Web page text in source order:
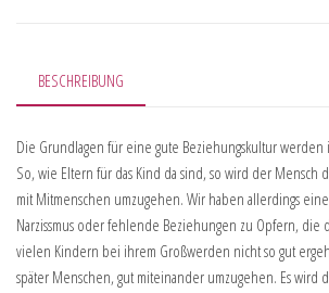
BESCHREIBUNG
Die Grundlagen für eine gute Beziehungskultur
So, wie Eltern für das Kind da sind, so wird der Mensch
mit Mitmenschen umzugehen. Wir haben allerdings
Narzissmus oder fehlende Beziehungen zu Opfern, die
vielen Kindern bei ihrem Großwerden nicht so gut
später Menschen, gut miteinander umzugehen. Es wird